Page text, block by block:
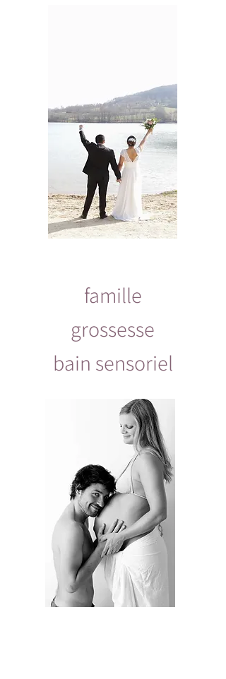
famille
grossesse
bain sensoriel